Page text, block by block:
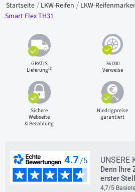
Startseite LKW-Reifen LKW-
Smart Flex TH31
GRATIS
Lieferung(1)
36 000
Verweise
Sichere
Webseite
& Bezahlung
Niedrigpreise
garantiert
UNSERE
Denn Ihre
erster
4,7/5